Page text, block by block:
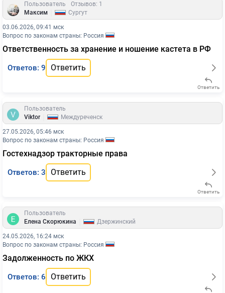
Пользователь
Отзывов: 1
Максим
Сургут
03.06.2026, 09:41 мск
Вопрос по законам страны: Россия
Ответственность за хранение и ношение кастета в РФ
Ответов: 9 Ответить
Ответить
Пользователь
Viktor
Междуреченск
27.05.2026, 05:46 мск
Вопрос по законам страны: Россия
Гостехнадзор тракторные права
Ответов: 3 Ответить
Ответить
Пользователь
Елена Скорюкина
Дзержинский
24.05.2026, 16:24 мск
Вопрос по законам страны: Россия
Задолженность по ЖКХ
Ответов: 6 Ответить